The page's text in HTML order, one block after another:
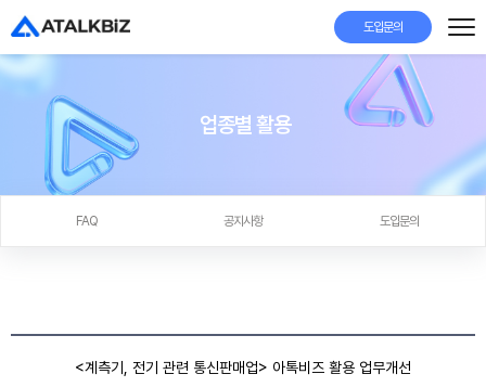
도입문의
업종별 활용
FAQ 공지사항 도입문의
<계측기, 전기 관련 통신판매업> 아톡비즈 활용 업무개선